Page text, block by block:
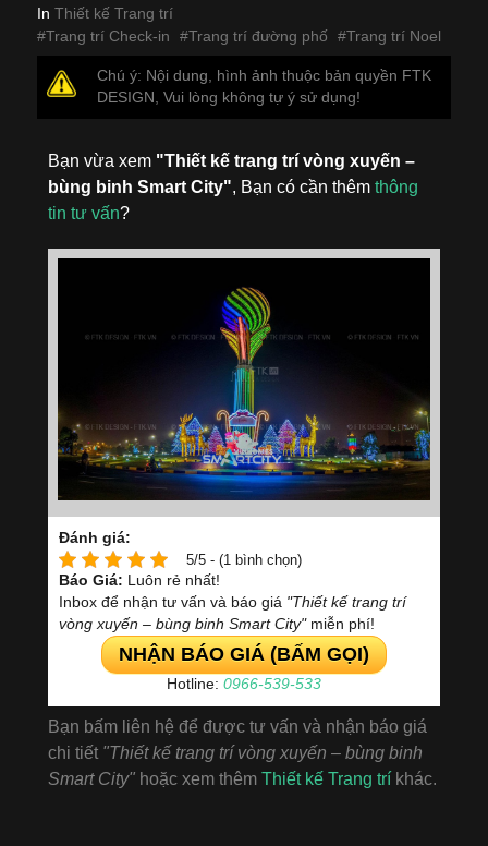
In Thiết kế Trang trí
Trang trí Check-in
Trang trí đường phố Trang trí Noel
Chú ý: Nội dung, hình ảnh thuộc bản quyền FTK
DESIGN, Vui lòng không tự ý sử dụng!
Bạn vừa xem "Thiết kế trang trí vòng xuyến –
bùng binh Smart City", Bạn có cần thêm thông
tin tư vấn?
Đánh giá:
5/5 - (1 bình chọn)
Báo Giá: Luôn rẻ nhất!
Inbox để nhận tư vấn và báo giá "Thiết kế trang trí
vòng xuyến – bùng binh Smart City"miễn phí!
NHẬN BÁO GIÁ (BẤM GỌI)
Hotline: 0966-539-533
Bạn bấm liên hệ để được tư vấn và nhận báo giá
chi tiết "Thiết kế trang trí vòng xuyến – bùng binh
Smart City"hoặc xem thêm Thiết kế Trang tríkhác.